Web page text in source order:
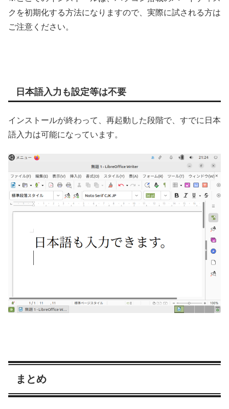
クを初期化する方法になりますので、実際に試される方は
ご注意ください。
日本語入力も設定等は不要
インストールが終わって、再起動した段階で、すでに日本
語入力は可能になっています。
まとめ